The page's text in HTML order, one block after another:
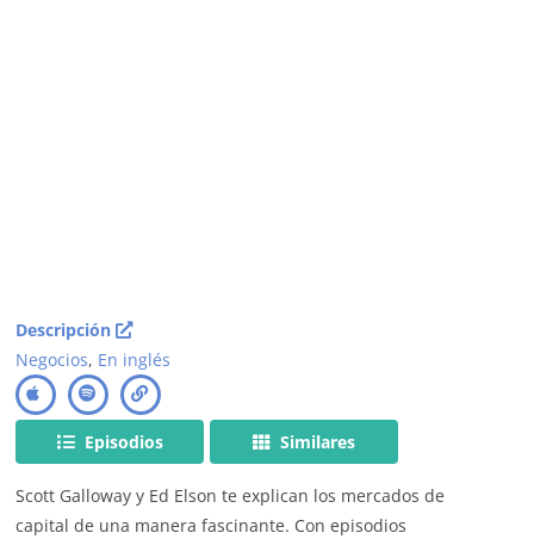
Descripción
Negocios, En inglés
Episodios Similares
Scott Galloway y Ed Elson te explican los mercados de
capital de una manera fascinante. Con episodios